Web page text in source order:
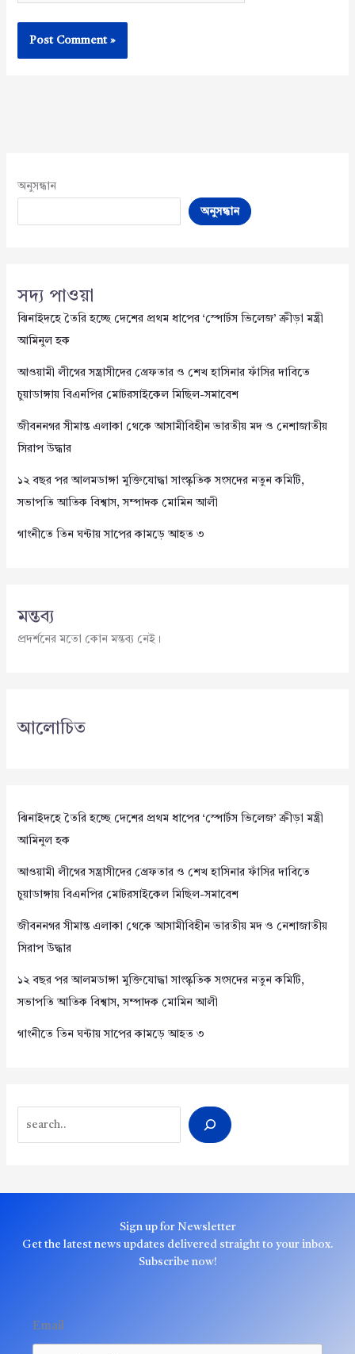
অনুসন্ধান
অনুসন্ধান
সদ্য পাওয়া
ঝিনাইদহে তৈরি হচ্ছে দেশের প্রথম ধাপের ‘স্পোর্টস ভিলেজ’ ক্রীড়া মন্ত্রী
আমিনুল হক
আওয়ামী লীগের সন্ত্রাসীদের গ্রেফতার ও শেখ হাসিনার ফাঁসির দাবিতে
চুয়াডাঙ্গায় বিএনপির মোটরসাইকেল মিছিল-সমাবেশ
জীবননগর সীমান্ত এলাকা থেকে আসামীবিহীন ভারতীয় মদ ও নেশাজাতীয়
সিরাপ উদ্ধার
১২ বছর পর আলমডাঙ্গা মুক্তিযোদ্ধা সাংস্কৃতিক সংসদের নতুন কমিটি,
সভাপতি আতিক বিশ্বাস, সম্পাদক মোমিন আলী
গাংনীতে তিন ঘন্টায় সাপের কামড়ে আহত ৩
মন্তব্য
প্রদর্শনের মতো কোন মন্তব্য নেই।
আলোচিত
ঝিনাইদহে তৈরি হচ্ছে দেশের প্রথম ধাপের ‘স্পোর্টস ভিলেজ’ ক্রীড়া মন্ত্রী
আমিনুল হক
আওয়ামী লীগের সন্ত্রাসীদের গ্রেফতার ও শেখ হাসিনার ফাঁসির দাবিতে
চুয়াডাঙ্গায় বিএনপির মোটরসাইকেল মিছিল-সমাবেশ
জীবননগর সীমান্ত এলাকা থেকে আসামীবিহীন ভারতীয় মদ ও নেশাজাতীয়
সিরাপ উদ্ধার
১২ বছর পর আলমডাঙ্গা মুক্তিযোদ্ধা সাংস্কৃতিক সংসদের নতুন কমিটি,
সভাপতি আতিক বিশ্বাস, সম্পাদক মোমিন আলী
গাংনীতে তিন ঘন্টায় সাপের কামড়ে আহত ৩
Sign up for Newsletter
Get the latest news updates delivered straight to your inbox.
Subscribe now!
Email